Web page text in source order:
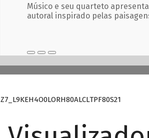
Músico e seu quarteto
autoral inspirado pelas
Z7_L9KEH4O0LORH80ALCLTPF80S21